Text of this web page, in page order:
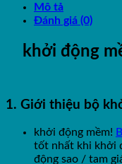
Mô tả
Đánh giá (0)
khởi động
1. Giới thiệu bộ
khởi động mềm!
tốt nhất khi khởi
động sao / tam